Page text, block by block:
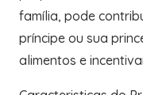
família, pode
príncipe ou sua
alimentos e